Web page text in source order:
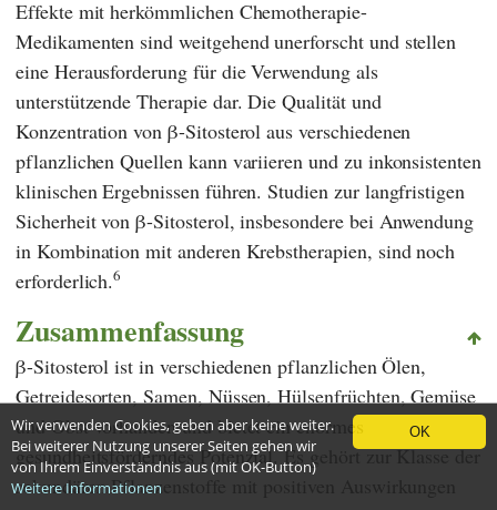
Effekte mit herkömmlichen Chemotherapie-
Medikamenten sind weitgehend unerforscht und stellen
eine Herausforderung für die Verwendung als
unterstützende Therapie dar. Die Qualität und
Konzentration von β-Sitosterol aus verschiedenen
pflanzlichen Quellen kann variieren und zu inkonsistenten
klinischen Ergebnissen führen. Studien zur langfristigen
Sicherheit von β-Sitosterol, insbesondere bei Anwendung
in Kombination mit anderen Krebstherapien, sind noch
erforderlich.6
Zusammenfassung
β-Sitosterol ist in verschiedenen pflanzlichen Ölen,
Getreidesorten, Samen, Nüssen, Hülsenfrüchten, Gemüse
und Obst vorhanden und bietet ein enormes
gesundheitsförderndes Potenzial. Es gehört zur Klasse der
sekundären Pflanzenstoffe mit positiven Auswirkungen
OK
Wir verwenden Cookies, geben aber keine weiter.
Bei weiterer Nutzung unserer Seiten gehen wir
von Ihrem Einverständnis aus (mit OK-Button)
Weitere Informationen